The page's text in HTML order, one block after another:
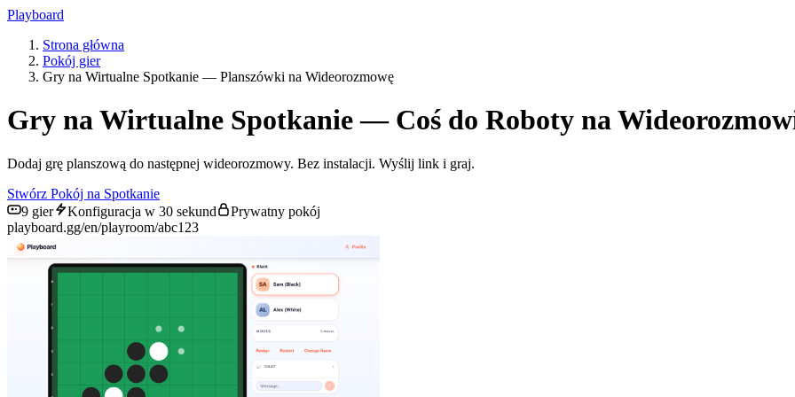
Playboard
Strona główna
Pokój gier
Gry na Wirtualne Spotkanie — Planszówki na Wideorozmowę
Gry na Wirtualne Spotkanie — Coś do Roboty na
Dodaj grę planszową do następnej wideorozmowy. Bez instalacji. Wyślij link i graj.
Stwórz Pokój na Spotkanie
9 gier
Konfiguracja w 30 sekund
Prywatny pokój
playboard.gg/en/playroom/abc123